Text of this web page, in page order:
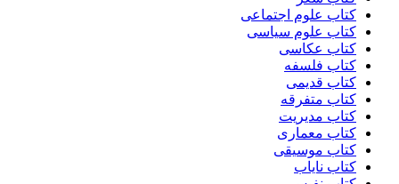
کتاب علوم اجتماعی
کتاب علوم سیاسی
کتاب عکاسی
کتاب فلسفه
کتاب قدیمی
کتاب متفرقه
کتاب مدیریت
کتاب معماری
کتاب موسیقی
کتاب نایاب